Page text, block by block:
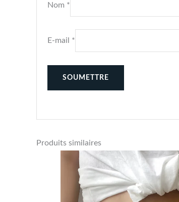
Nom *
E-mail *
Produits similaires